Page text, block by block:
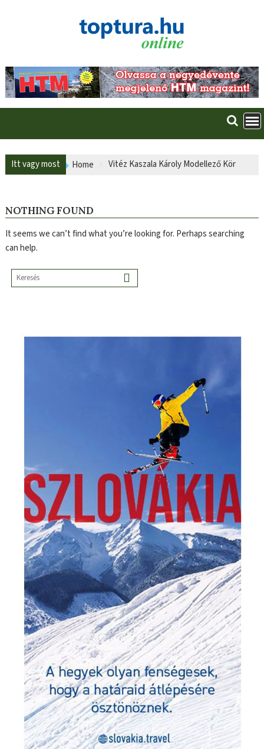
Itt vagy most Home Vitéz Kaszala Károly Modellező Kör
NOTHING FOUND
It seems we can’t find what you’re looking for. Perhaps searching
can help.